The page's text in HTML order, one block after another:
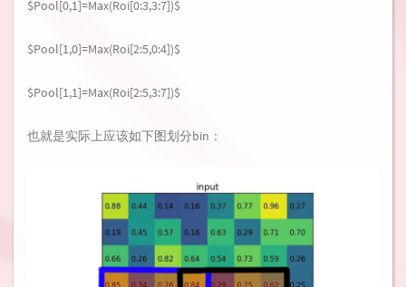
$Pool[0,1]=Max(Roi[0:3,3:7])$
$Pool[1,0]=Max(Roi[2:5,0:4])$
$Pool[1,1]=Max(Roi[2:5,3:7])$
也就是实际上应该如下图划分bin：